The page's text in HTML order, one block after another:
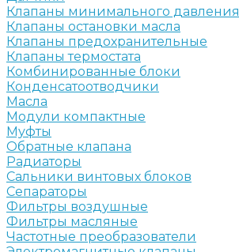
Клапаны минимального давления
Клапаны остановки масла
Клапаны предохранительные
Клапаны термостата
Комбинированные блоки
Конденсатоотводчики
Масла
Модули компактные
Муфты
Обратные клапана
Радиаторы
Сальники винтовых блоков
Сепараторы
Фильтры воздушные
Фильтры масляные
Частотные преобразователи